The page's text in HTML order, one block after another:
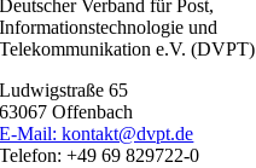
Deutscher Verband für Post,
Informationstechnologie und
Telekommunikation e.V. (DVPT)
Ludwigstraße 65
63067 Offenbach
E-Mail: kontakt@dvpt.de
Telefon: +49 69 829722-0